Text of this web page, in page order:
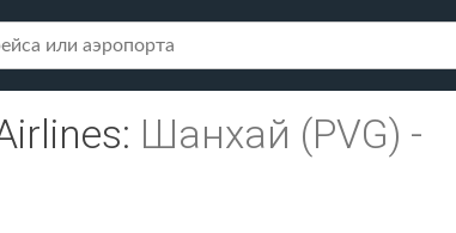
: Шанхай (PVG) -